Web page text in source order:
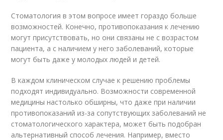
Стоматология в этом вопросе имеет гораздо больше
возможностей. Конечно, противопоказания к лечению
могут присутствовать, но они связаны не с возрастом
пациента, а с наличием у него заболеваний, которые
могут быть даже у молодых людей и детей.
В каждом клиническом случае к решению проблемы
подходят индивидуально. Возможности современной
медицины настолько обширны, что даже при наличии
противопоказаний из-за сопутствующих заболеваний не
стоматологического характера, может быть подобран
альтернативный способ лечения. Например, вместо